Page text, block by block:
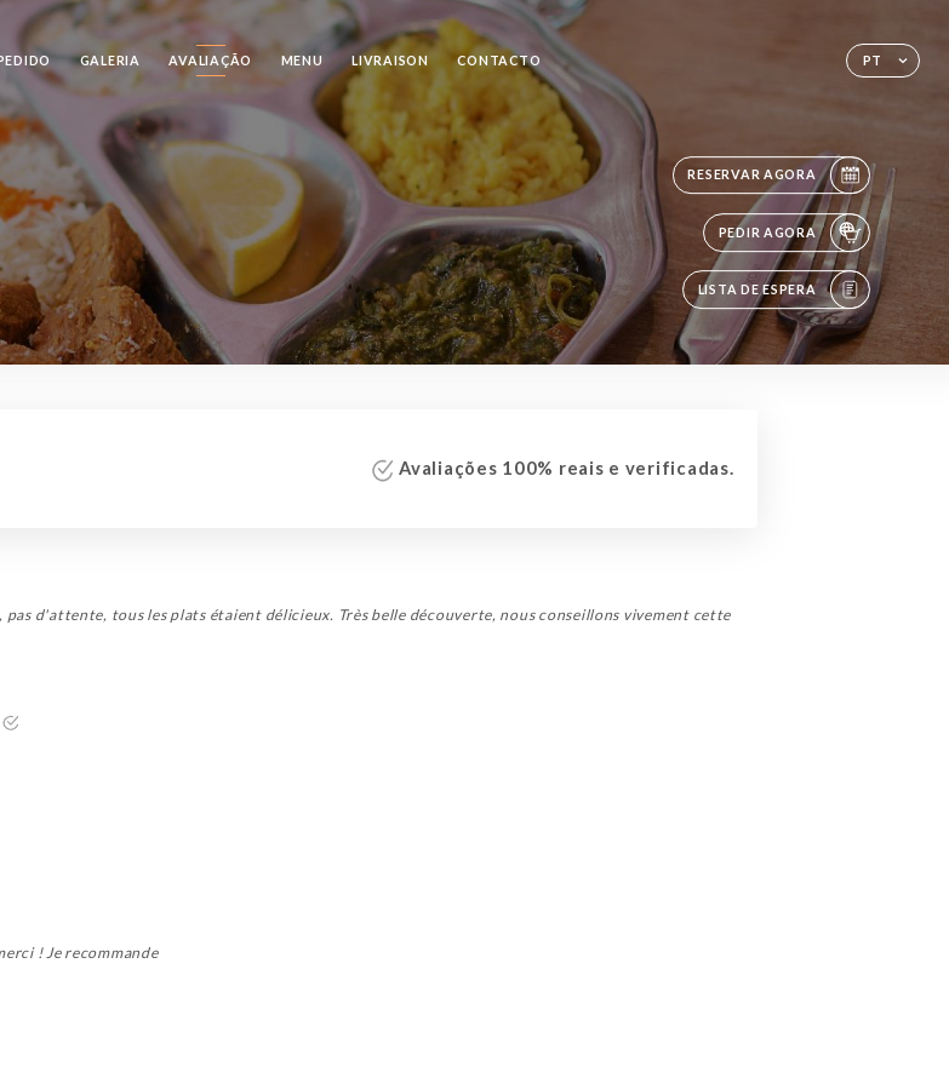
PT
GALERIA AVALIAÇÃO MENU LIVRAISON CONTACTO
RESERVAR AGORA
PEDIR AGORA
LISTA DE ESPERA
Avaliações 100% reais e verificadas.
d'attente, tous les plats étaient délicieux. Très belle découverte, nous conseillons vivement cette
! Je recommande